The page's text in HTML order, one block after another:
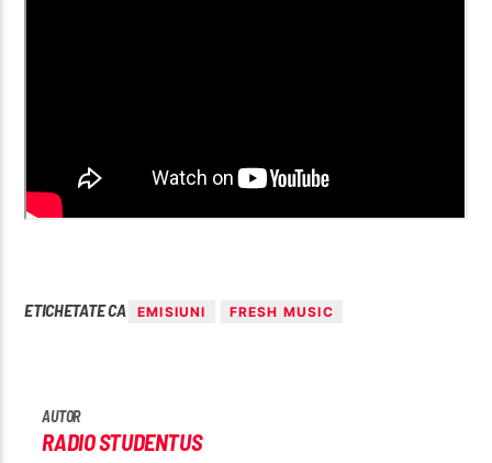
ETICHETATE CA EMISIUNI FRESH MUSIC
AUTOR
RADIO STUDENTUS